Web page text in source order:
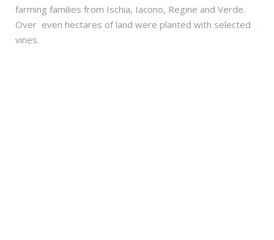
farming families from Ischia, Iacono, Regine and Verde.
Over even hectares of land were planted with selected
vines.